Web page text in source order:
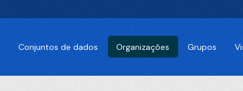
Conjuntos de dados Organizações Grupos